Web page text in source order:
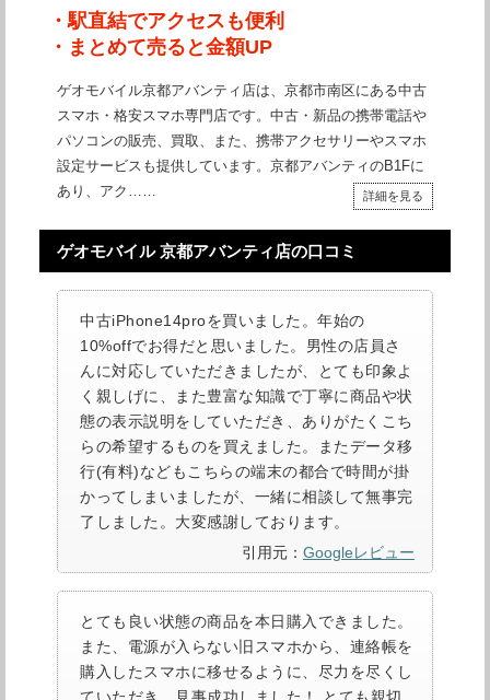
・駅直結でアクセスも便利
・まとめて売ると金額UP
ゲオモバイル京都アバンティ店は、京都市南区にある中古
スマホ・格安スマホ専門店です。中古・新品の携帯電話や
パソコンの販売、買取、また、携帯アクセサリーやスマホ
設定サービスも提供しています。京都アバンティのB1Fに
あり、アク……
詳細を見る
ゲオモバイル 京都アバンティ店の口コミ
中古iPhone14proを買いました。年始の
10%offでお得だと思いました。男性の店員さ
んに対応していただきましたが、とても印象よ
く親しげに、また豊富な知識で丁寧に商品や状
態の表示説明をしていただき、ありがたくこち
らの希望するものを買えました。またデータ移
行(有料)などもこちらの端末の都合で時間が掛
かってしまいましたが、一緒に相談して無事完
了しました。大変感謝しております。
引用元： Googleレビュー
とても良い状態の商品を本日購入できました。
また、電源が入らない旧スマホから、連絡帳を
購入したスマホに移せるように、尽力を尽くし